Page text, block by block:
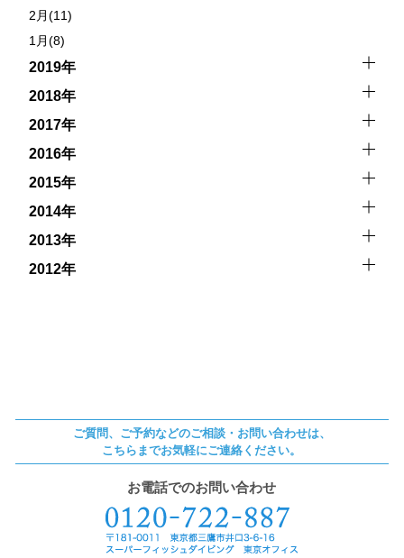
2月(11)
1月(8)
2019年
2018年
2017年
2016年
2015年
2014年
2013年
2012年
ご質問、ご予約などのご相談・お問い合わせは、
こちらまでお気軽にご連絡ください。
お電話でのお問い合わせ